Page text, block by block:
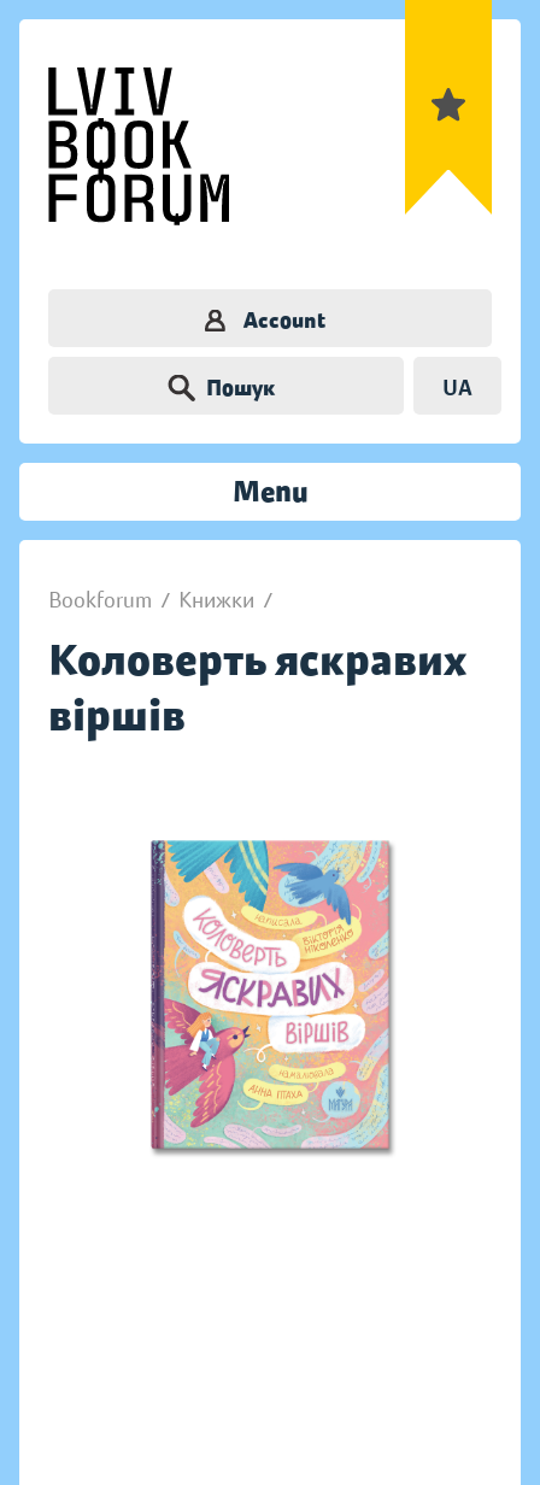
Account
Пошук UA
Menu
Bookforum / Книжки /
Коловерть яскравих
віршів